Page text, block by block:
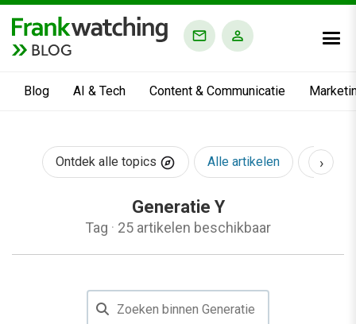
BLOG
Blog AI & Tech Content & Communicatie
Ontdek alle topics Alle artikelen AI &
›
Generatie Y
Tag · 25 artikelen beschikbaar